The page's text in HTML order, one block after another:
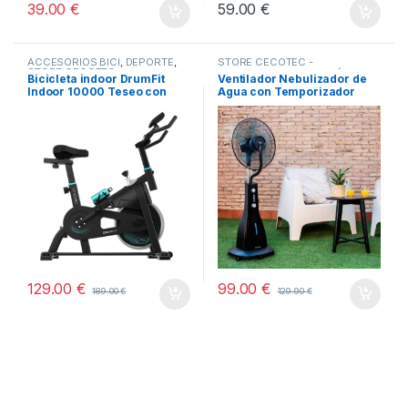
39.00€ 59.00€
ACCESORIOS BICI, DEPORTE,
STORE CECOTEC -
DISTRIBUIDOR OFICIAL
,
TODOS
Bicicleta indoor DrumFit
Indoor 10000 Teseo con
resistencia manual, monitor
LCD, soporte de dispositivos,
botella y
portabotellas.CECOTEC
129.00€ 189.00€
STORE CECOTEC -
DISTRIBUIDOR OFICIAL
Ventilador Nebulizador de
Agua con Temporizador
EnergySilence 590 cecotec
99.00€ 129.90€